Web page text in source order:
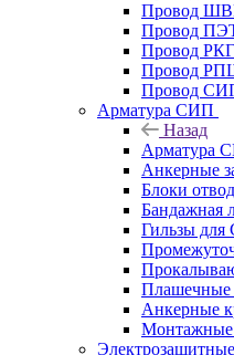
Провод
Провод
Провод
Провод
Провод
Арматура СИП
Назад
Арматура
Анкерные
Блоки
Бандажная
Гильзы
Анкерные
Монтажные
Электрозащитные